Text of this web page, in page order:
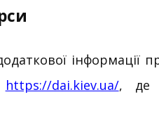
інформації
https://dai.kiev.ua/, де